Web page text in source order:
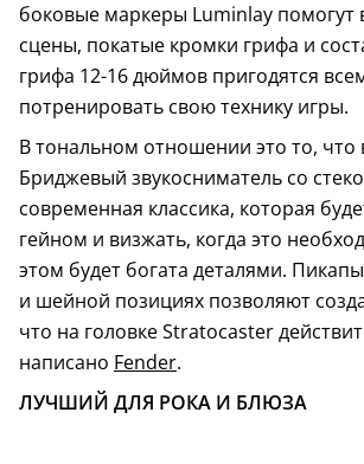
боковые маркеры Luminlay помогут
сцены, покатые кромки грифа и
грифа 12-16 дюймов пригодятся
потренировать свою технику игры.
В тональном отношении это то, что
Бриджевый звукосниматель со
современная классика, которая
гейном и визжать, когда это
этом будет богата деталями.
и шейной позициях позволяют
что на головке Stratocaster
написано Fender.
ЛУЧШИЙ ДЛЯ РОКА И БЛЮЗА